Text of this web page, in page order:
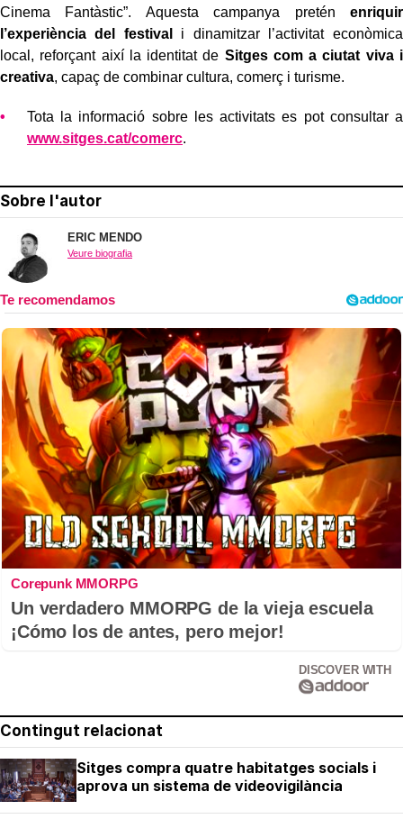
Cinema Fantàstic”. Aquesta campanya pretén enriquir
l’experiència del festival
i dinamitzar l’activitat econòmica
local, reforçant així la identitat de Sitges com a ciutat viva i
creativa, capaç de combinar cultura, comerç i turisme.
Tota la informació sobre les activitats es pot consultar a
www.sitges.cat/comerc.
Sobre l'autor
ERIC MENDO
Veure biografia
Corepunk MMORPG
Un verdadero MMORPG de la vieja escuela
¡Cómo los de antes, pero mejor!
DISCOVER WITH
Contingut relacionat
Sitges compra quatre habitatges socials i
aprova un sistema de videovigilància